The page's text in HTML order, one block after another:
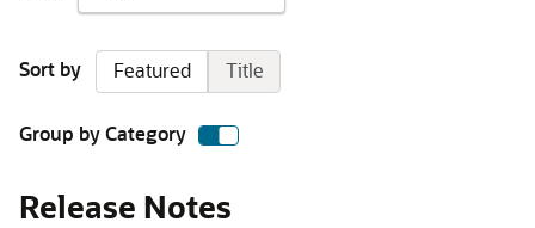
Sort by Featured Title
Group by Category
Release Notes